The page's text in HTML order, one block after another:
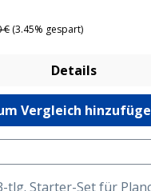
Preis:
€ (3.45% gespart)
Details
Vergleich